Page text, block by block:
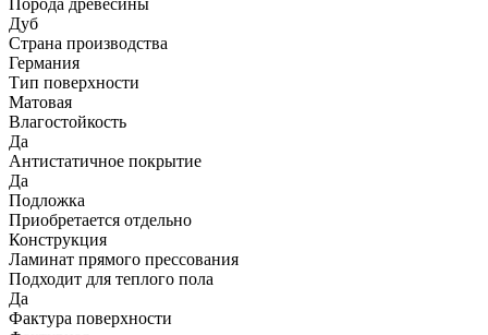
Дуб
Страна производства
Германия
Тип поверхности
Матовая
Влагостойкость
Да
Антистатичное покрытие
Да
Подложка
Приобретается отдельно
Конструкция
Ламинат прямого прессования
Подходит для теплого пола
Да
Фактура поверхности